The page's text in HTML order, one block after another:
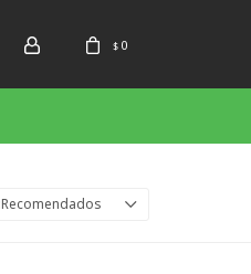
$ 0
Recomendados